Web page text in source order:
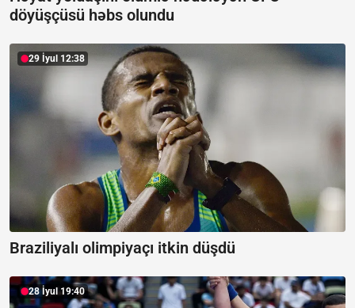
döyüşçüsü həbs olundu
29 İyul 12:38
Braziliyalı olimpiyaçı itkin düşdü
28 İyul 19:40